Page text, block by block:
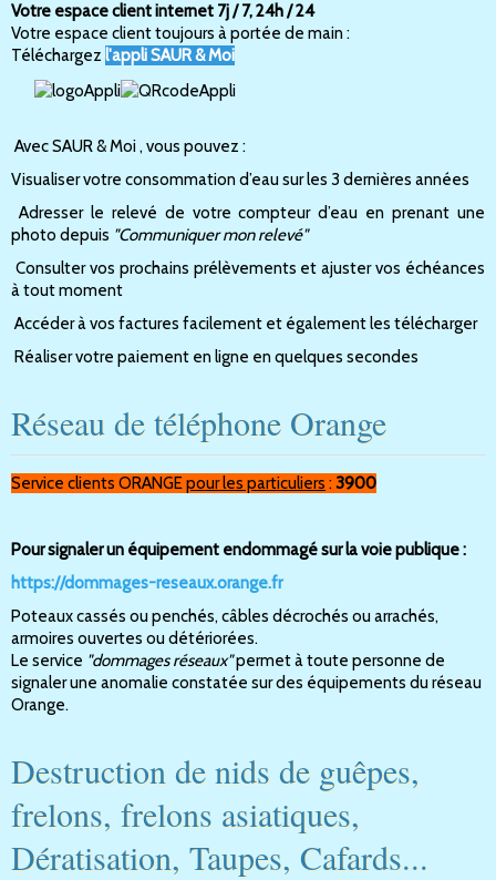
Votre espace client internet 7j / 7, 24h / 24
Votre espace client toujours à portée de main :
Téléchargez l'appli SAUR & Moi
Avec SAUR & Moi , vous pouvez :
Visualiser votre consommation d’eau sur les 3 dernières années
Adresser le relevé de votre compteur d’eau en prenant une
photo depuis "Communiquer mon relevé"
Consulter vos prochains prélèvements et ajuster vos échéances
à tout moment
Accéder à vos factures facilement et également les télécharger
Réaliser votre paiement en ligne en quelques secondes
Réseau de téléphone Orange
Service clients ORANGE pour les particuliers :3900
Pour signaler un équipement endommagé sur la voie publique :
https://dommages-reseaux.orange.fr
Poteaux cassés ou penchés, câbles décrochés ou arrachés,
armoires ouvertes ou détériorées.
Le service "dommages réseaux"permet à toute personne de
signaler une anomalie constatée sur des équipements du réseau
Orange.
Destruction de nids de guêpes,
frelons, frelons asiatiques,
Dératisation, Taupes, Cafards...